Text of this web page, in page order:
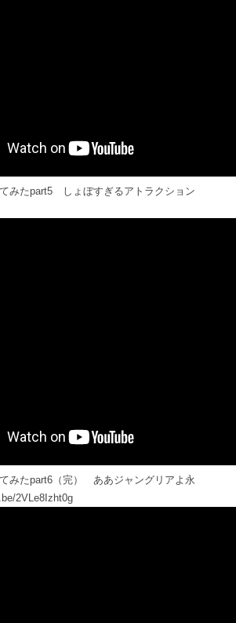
みたpart5 しょぼすぎるアトラクション
みたpart6（完） ああジャングリアよ永
2VLe8Izht0g